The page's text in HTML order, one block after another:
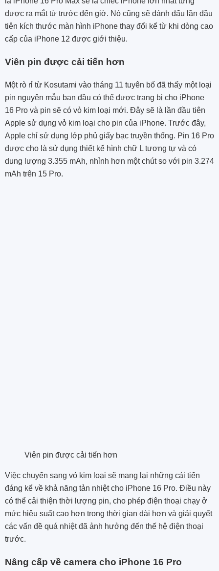
được ra mắt từ trước đến giờ. Nó cũng sẽ đánh dấu lần đầu
tiên kích thước màn hình iPhone thay đổi kể từ khi dòng cao
cấp của iPhone 12 được giới thiệu.
Viên pin được cải tiến hơn
Một rò rỉ từ Kosutami vào tháng 11 tuyên bố đã thấy một loại
pin nguyên mẫu ban đầu có thể được trang bị cho iPhone
16 Pro và pin sẽ có vỏ kim loại mới. Đây sẽ là lần đầu tiên
Apple sử dụng vỏ kim loại cho pin của iPhone. Trước đây,
Apple chỉ sử dụng lớp phủ giấy bạc truyền thống. Pin 16 Pro
được cho là sử dụng thiết kế hình chữ L tương tự và có
dung lượng 3.355 mAh, nhỉnh hơn một chút so với pin 3.274
mAh trên 15 Pro.
Viên pin được cải tiến hơn
Việc chuyển sang vỏ kim loại sẽ mang lại những cải tiến
đáng kể về khả năng tản nhiệt cho iPhone 16 Pro. Điều này
có thể cải thiện thời lượng pin, cho phép điện thoại chạy ở
mức hiệu suất cao hơn trong thời gian dài hơn và giải quyết
các vấn đề quá nhiệtđã ảnh hưởng đến thế hệ điện thoại
trước.
Nâng cấp về camera cho iPhone 16 Pro